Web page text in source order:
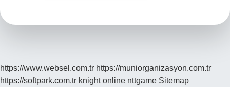
https://www.websel.com.tr https://muniorganizasyon.com.tr
https://softpark.com.tr knight online nttgame Sitemap